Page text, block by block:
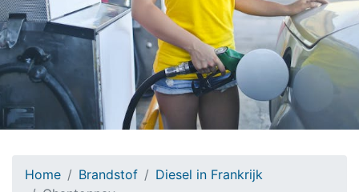
Home Brandstof
Diesel in Frankrijk